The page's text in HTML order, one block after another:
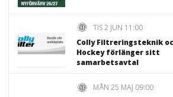
TIS 2 JUN 11:00
Colly Filtreringsteknik
Hockey förlänger sitt
samarbetsavtal
MÅN 25 MAJ 09:00